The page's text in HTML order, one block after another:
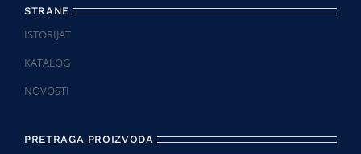
STRANE
ISTORIJAT
KATALOG
NOVOSTI
PRETRAGA PROIZVODA